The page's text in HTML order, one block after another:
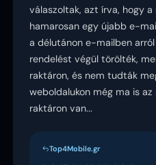
válaszoltak, azt írva, hogy
hamarosan egy újabb e-
a délutánon e-mailben
rendelést végül törölték,
raktáron, és nem tudták
weboldalukon még ma is
raktáron van...
Top4Mobile.gr